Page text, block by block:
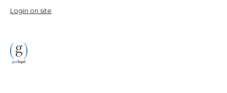
Login on site